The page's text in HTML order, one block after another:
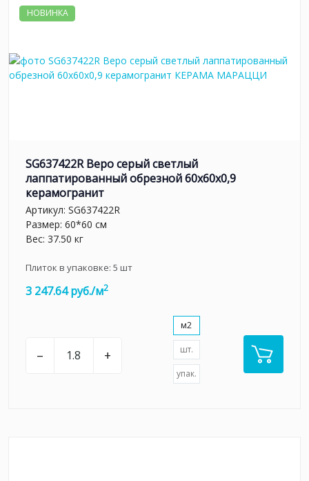
НОВИНКА
SG637422R Веро серый светлый
лаппатированный обрезной 60x60x0,9
керамогранит
Артикул: SG637422R
Размер: 60*60 см
Вес: 37.50 кг
Плиток в упаковке: 5 шт
3 247.64 руб./м2
– +
м2
шт.
упак.